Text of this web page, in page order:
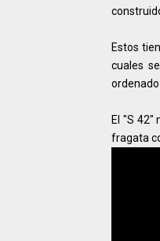
Estos
cuales
ordenado
El "S 42"
fragata